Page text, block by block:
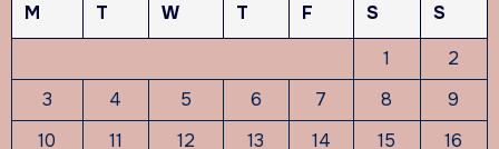
M T W T F S
S
1
2
3
4 5 6 7 8
9
10
11 12 13 14 15
16